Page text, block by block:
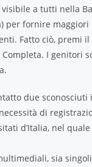
a tutti nella
per fornire
Fatto ciò, premi
I genitori
due
di
d’Italia, nel
sia